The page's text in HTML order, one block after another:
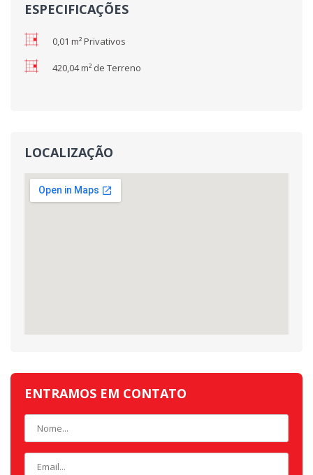
ESPECIFICAÇÕES
0,01 m² Privativos
420,04 m² de Terreno
LOCALIZAÇÃO
ENTRAMOS EM CONTATO